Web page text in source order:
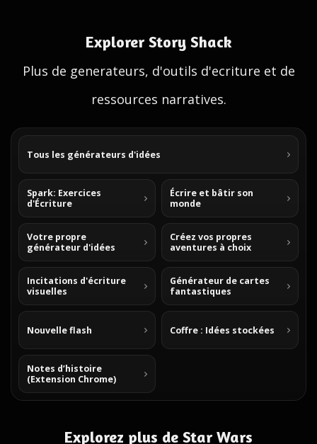
Explorer Story Shack
Plus de generateurs, d'outils d'ecriture et de
ressources narratives.
Tous les générateurs d'idées
Spark: Exercices
d'Écriture
Écrire et bâtir son
monde
Votre propre
générateur d'idées
Créez vos propres
aventures à choix
Incitations d'écriture
visuelles
Générateur de cartes
fantastiques
Nouvelle flash Coffre : Idées stockées
Notes d’histoire
(Extension Chrome)
Explorez plus de Star Wars